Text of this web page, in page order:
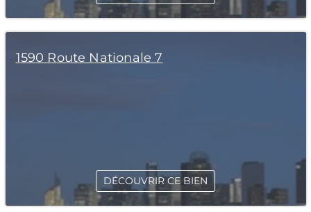
1590 Route Nationale 7
DÉCOUVRIR CE BIEN